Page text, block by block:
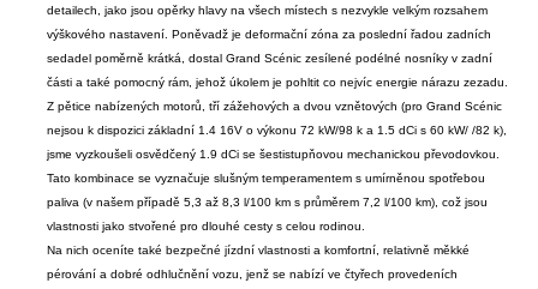
detailech, jako jsou opěrky hlavy na všech místech s nezvykle velkým rozsahem
výškového nastavení. Poněvadž je deformační zóna za poslední řadou zadních
sedadel poměrně krátká, dostal Grand Scénic zesílené podélné nosníky v zadní
části a také pomocný rám, jehož úkolem je pohltit co nejvíc energie nárazu zezadu.
Z pětice nabízených motorů, tří zážehových a dvou vznětových (pro Grand Scénic
nejsou k dispozici základní 1.4 16V o výkonu 72 kW/98 k a 1.5 dCi s 60 kW/ /82 k),
jsme vyzkoušeli osvědčený 1.9 dCi se šestistupňovou mechanickou převodovkou.
Tato kombinace se vyznačuje slušným temperamentem s umírněnou spotřebou
paliva (v našem případě 5,3 až 8,3 l/100 km s průměrem 7,2 l/100 km), což jsou
vlastnosti jako stvořené pro dlouhé cesty s celou rodinou.
Na nich oceníte také bezpečné jízdní vlastnosti a komfortní, relativně měkké
pérování a dobré odhlučnění vozu, jenž se nabízí ve čtyřech provedeních